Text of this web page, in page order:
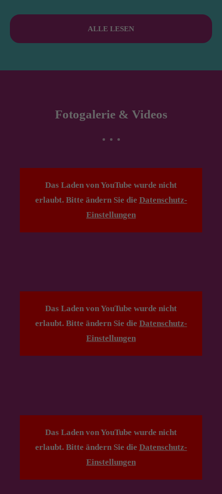
ALLE LESEN
Fotogalerie & Videos
Das Laden von YouTube wurde nicht
erlaubt. Bitte ändern Sie die Datenschutz-
Einstellungen
Das Laden von YouTube wurde nicht
erlaubt. Bitte ändern Sie die Datenschutz-
Einstellungen
Das Laden von YouTube wurde nicht
erlaubt. Bitte ändern Sie die Datenschutz-
Einstellungen